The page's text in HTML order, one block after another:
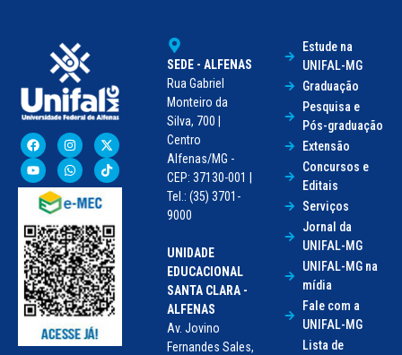
SEDE - ALFENAS
Rua Gabriel
Monteiro da
Silva, 700 |
Centro
Alfenas/MG -
CEP: 37130-001 |
Tel.: (35) 3701-
9000
UNIDADE
EDUCACIONAL
SANTA CLARA -
ALFENAS
Av. Jovino
Fernandes Sales,
Estude na
UNIFAL-MG
Graduação
Pesquisa e
Pós-graduação
Extensão
Concursos e
Editais
Serviços
Jornal da
UNIFAL-MG
UNIFAL-MG na
mídia
Fale com a
UNIFAL-MG
Lista de